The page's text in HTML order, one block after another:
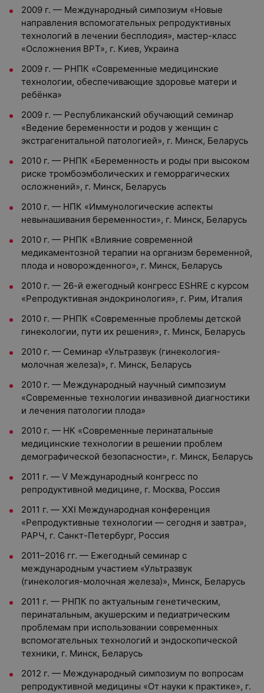
2009 г. — Международный симпозиум «Новые
направления вспомогательных репродуктивных
технологий в лечении бесплодия», мастер-класс
«Осложнения ВРТ», г. Киев, Украина
2009 г. — РНПК «Современные медицинские
технологии, обеспечивающие здоровье матери и
ребёнка»
2009 г. — Республиканский обучающий семинар
«Ведение беременности и родов у женщин с
экстрагенитальной патологией», г. Минск, Беларусь
2010 г. — РНПК «Беременность и роды при высоком
риске тромбоэмболических и геморрагических
осложнений», г. Минск, Беларусь
2010 г. — НПК «Иммунологические аспекты
невынашивания беременности», г. Минск, Беларусь
2010 г. — РНПК «Влияние современной
медикаментозной терапии на организм беременной,
плода и новорожденного», г. Минск, Беларусь
2010 г. — 26-й ежегодный конгресс ESHRE с курсом
«Репродуктивная эндокринология», г. Рим, Италия
2010 г. — РНПК «Современные проблемы детской
гинекологии, пути их решения», г. Минск, Беларусь
2010 г. — Семинар «Ультразвук (гинекология-
молочная железа)», г. Минск, Беларусь
2010 г. — Международный научный симпозиум
«Современные технологии инвазивной диагностики
и лечения патологии плода»
2010 г. — НК «Современные перинатальные
медицинские технологии в решении проблем
демографической безопасности», г. Минск, Беларусь
2011 г. — V Международный конгресс по
репродуктивной медицине, г. Москва, Россия
2011 г. — XXI Международная конференция
«Репродуктивные технологии — сегодня и завтра»,
РАРЧ, г. Санкт-Петербург, Россия
2011–2016 гг. — Ежегодный семинар с
международным участием «Ультразвук
(гинекология-молочная железа)», Минск, Беларусь
2011 г. — РНПК по актуальным генетическим,
перинатальным, акушерским и педиатрическим
проблемам при использовании современных
вспомогательных технологий и эндоскопической
техники, г. Минск, Беларусь
2012 г. — Международный симпозиум по вопросам
репродуктивной медицины «От науки к практике», г.